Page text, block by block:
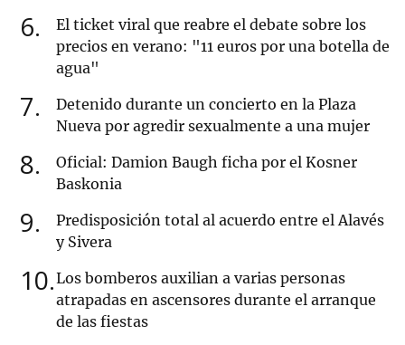
6
El ticket viral que reabre el debate sobre los
precios en verano: "11 euros por una botella de
agua"
7
Detenido durante un concierto en la Plaza
Nueva por agredir sexualmente a una mujer
8
Oficial: Damion Baugh ficha por el Kosner
Baskonia
9
Predisposición total al acuerdo entre el Alavés
y Sivera
10 Los bomberos auxilian a varias personas
atrapadas en ascensores durante el arranque
de las fiestas